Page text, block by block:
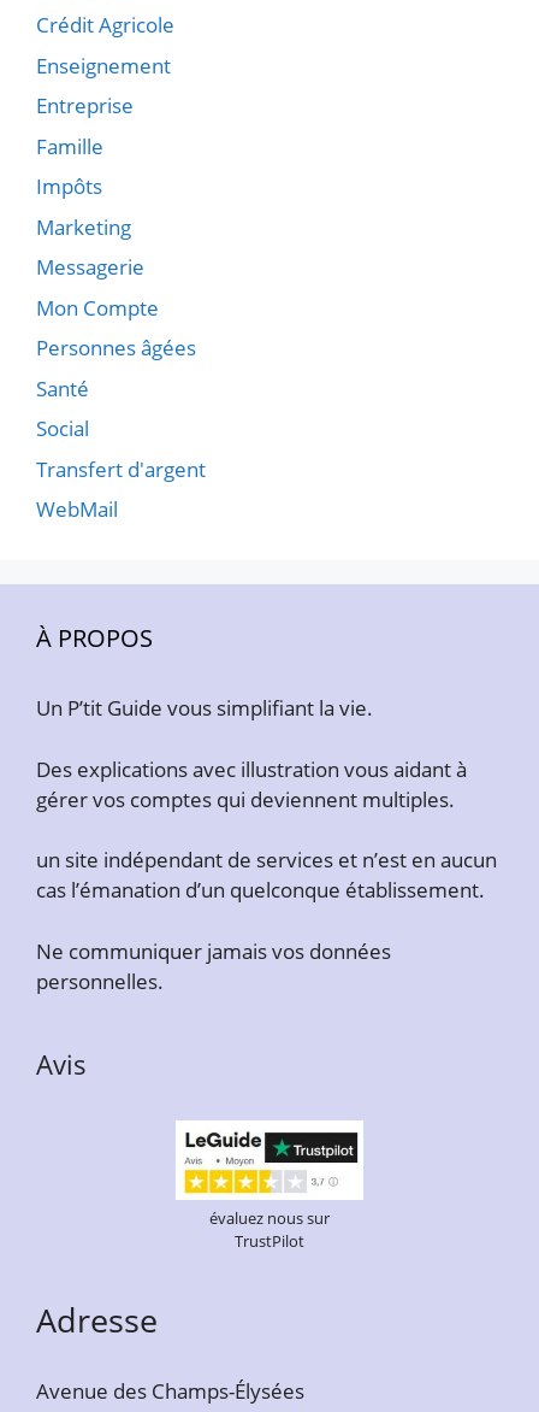
Crédit Agricole
Enseignement
Entreprise
Famille
Impôts
Marketing
Messagerie
Mon Compte
Personnes âgées
Santé
Social
Transfert d'argent
WebMail
À PROPOS
Un P’tit Guide vous simplifiant la vie.
Des explications avec illustration vous aidant à
gérer vos comptes qui deviennent multiples.
un site indépendant de services et n’est en aucun
cas l’émanation d’un quelconque établissement.
Ne communiquer jamais vos données
personnelles.
Avis
évaluez nous sur
TrustPilot
Adresse
Avenue des Champs-Élysées